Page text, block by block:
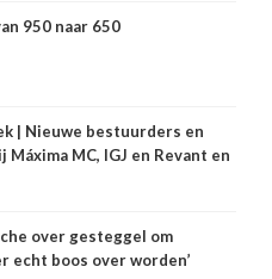
950 naar 650
| Nieuwe bestuurders en
MC, IGJ en Revant en
over gesteggel om
echt boos over worden’